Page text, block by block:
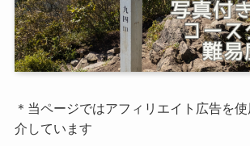
＊当ページではアフィリエイト広告を
介しています